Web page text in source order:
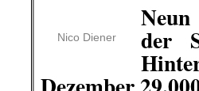
Nico Diener der